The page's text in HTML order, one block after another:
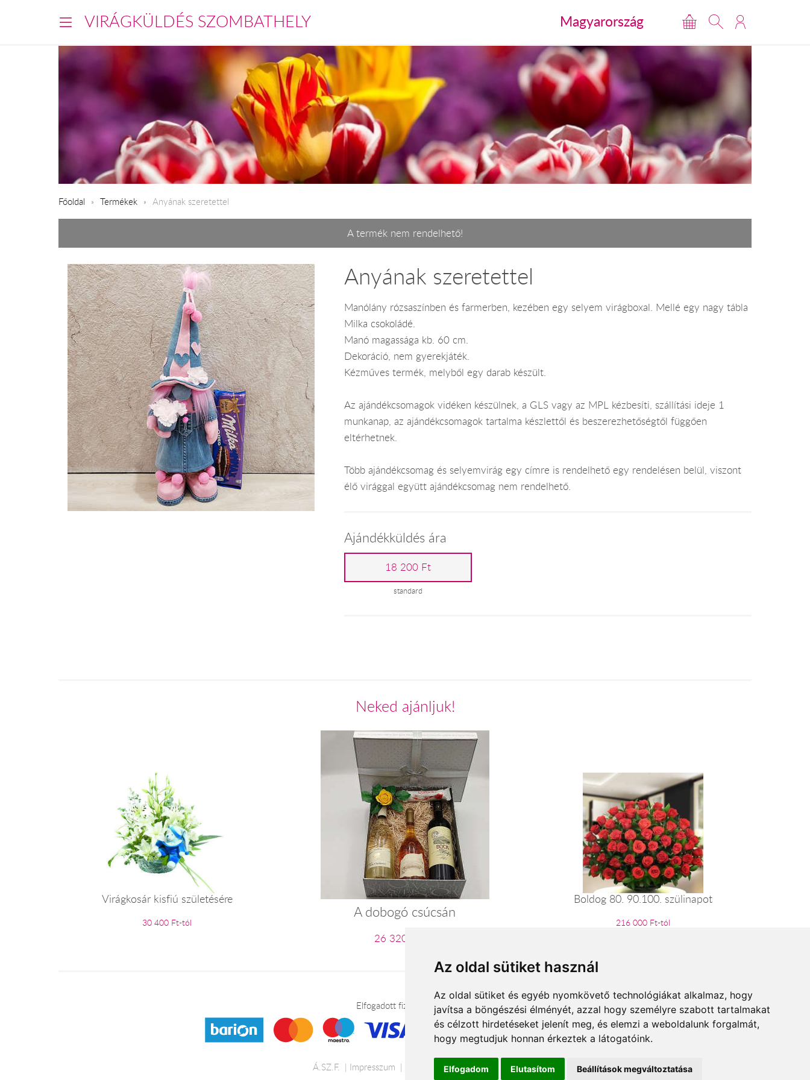
Az oldal sütiket használ
Az oldal sütiket és egyéb nyomkövető technológiákat alkalmaz, hogy
javítsa a böngészési élményét, azzal hogy személyre szabott tartalmakat
és célzott hirdetéseket jelenít meg, és elemzi a weboldalunk forgalmát,
hogy megtudjuk honnan érkeztek a látogatóink.
Elfogadom Elutasítom Beállítások megváltoztatása
VIRÁGKÜLDÉS SZOMBATHELY Magyarország
Főoldal Termékek Anyának szeretettel
A termék nem rendelhető!
Anyának szeretettel
Manólány rózsaszínben és farmerben, kezében egy selyem virágboxal. Mellé egy nagy tábla
Milka csokoládé.
Manó magassága kb. 60 cm.
Dekoráció, nem gyerekjáték.
Kézműves termék, melyből egy darab készült.
Az ajándékcsomagok vidéken készülnek, a GLS vagy az MPL kézbesíti, szállítási ideje 1
munkanap, az ajándékcsomagok tartalma készlettől és beszerezhetőségtől függően
eltérhetnek.
Több ajándékcsomag és selyemvirág egy címre is rendelhető egy rendelésen belül, viszont
élő virággal együtt ajándékcsomag nem rendelhető.
Ajándékküldés ára
18 200 Ft
standard
Neked ajánljuk!
Virágkosár kisfiú születésére
30 400 Ft-tól
A dobogó csúcsán
26 320 Ft-tól
Boldog 80. 90.100. szülinapot
216 000 Ft-tól
Elfogadott fizetési módok
Á.SZ.F. Impresszum Adatkezelési tájékoztató